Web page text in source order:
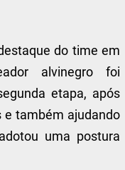
do time em
alvinegro foi
etapa, após
e também ajudando
uma postura